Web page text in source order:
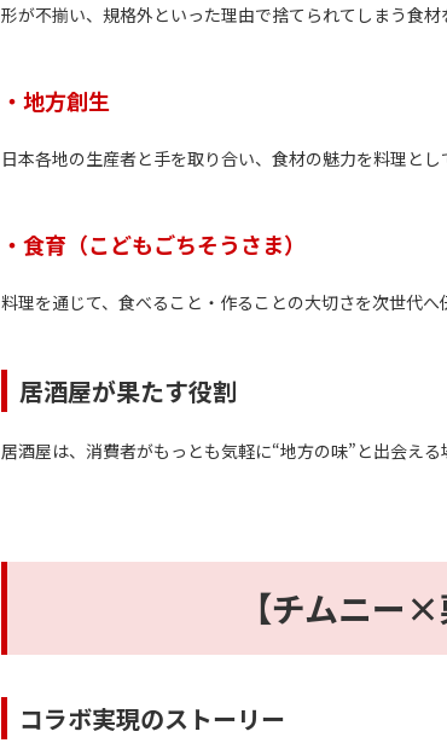
形が不揃い、規格外といった理由で捨てられてしまう食
・地方創生
日本各地の生産者と手を取り合い、食材の魅力を料理と
・食育（こどもごちそうさま）
料理を通じて、食べること・作ることの大切さを次世代へ
居酒屋が果たす役割
居酒屋は、消費者がもっとも気軽に“地方の味”と出会え
【チムニー
コラボ実現のストーリー